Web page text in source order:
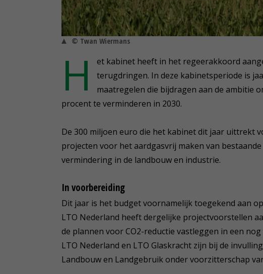
© Twan Wiermans
H
et kabinet heeft in het regeerakkoord
terugdringen. In deze kabinetsperiode is
maatregelen die bijdragen aan de ambitie
procent te verminderen in 2030.
De 300 miljoen euro die het kabinet dit jaar uittrekt
projecten voor het aardgasvrij maken van
vermindering in de landbouw en industrie.
In voorbereiding
Dit jaar is het budget voornamelijk toegekend aan
LTO Nederland heeft dergelijke projectvoorstellen
de plannen voor CO2-reductie vastleggen in een
LTO Nederland en LTO Glaskracht zijn bij de
Landbouw en Landgebruik onder voorzitterschap